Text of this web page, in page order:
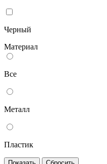
Черный
Материал
Все
Металл
Пластик